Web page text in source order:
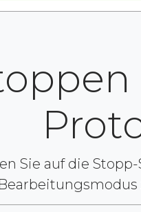
Sie auf die
Bearbeitungsmodus